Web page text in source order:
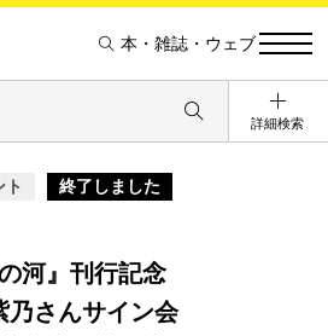
本・雑誌・ウェブ
詳細検索
ト 終了しました
の河』刊行記念
乃さんサイン会